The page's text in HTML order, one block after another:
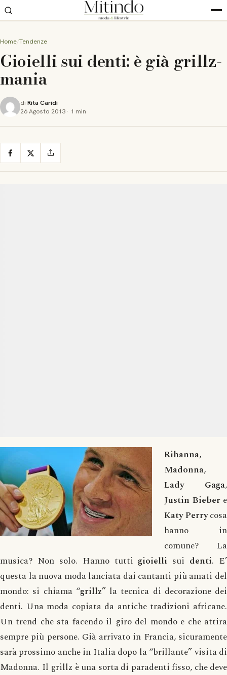
Home Tendenze
Gioielli sui denti: è già grillz-
mania
di Rita Caridi
26 Agosto 2013 · 1 min
Rihanna,
Madonna,
Lady Gaga,
Justin Biebere
Katy Perrycosa
hanno in
comune? La
musica? Non solo. Hanno tuttigioielli sui denti. E’
questa la nuova moda lanciata dai cantanti più amati del
mondo: si chiama “grillz” la tecnica di decorazione dei
denti. Una moda copiata da antiche tradizioni africane.
Un trend che sta facendo il giro del mondo e che attira
sempre più persone. Già arrivato in Francia, sicuramente
sarà prossimo anche in Italia dopo la “brillante” visita di
Madonna. Il grillz è una sorta di paradenti fisso, che deve